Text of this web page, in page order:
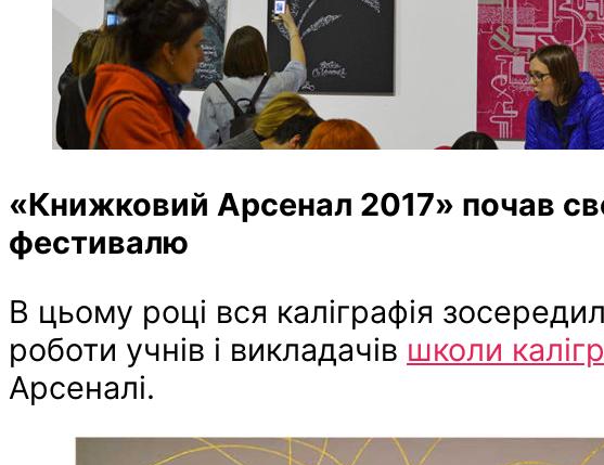
«Книжковий Арсенал 2017» почав
фестивалю
В цьому році вся каліграфія
роботи учнів і викладачів школи
Арсеналі.